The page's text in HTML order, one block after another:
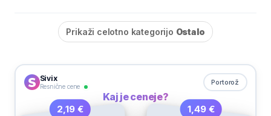
Prikaži celotno kategorijo Ostalo
Sivix
Resnične cene
Portorož
Kaj je ceneje?
2,19 € 1,49 €